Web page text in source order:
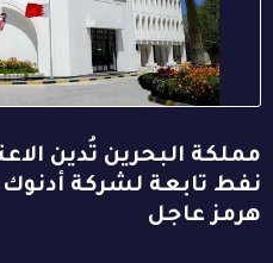
مملكة البحرين تُدين
نفط تابعة لشركة أدنوك
هرمز عاجل